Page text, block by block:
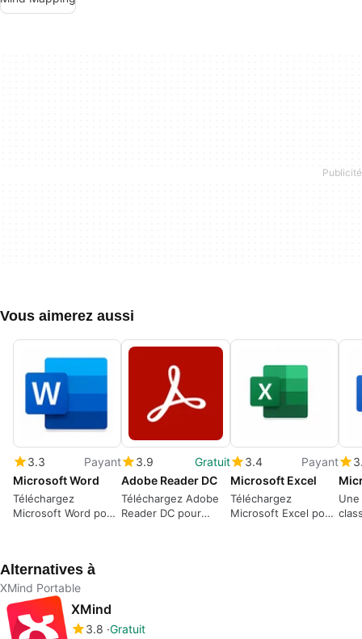
Vous aimerez aussi
3.3
Payant
Microsoft Word
Téléchargez
Microsoft Word pour
prêt à l'action
3.9
Gratuit
Adobe Reader DC
Téléchargez Adobe
Reader DC pour
3.4
Payant
Microsoft Excel
Téléchargez
Microsoft Excel pour
Alternatives à
XMind Portable
XMind
3.8 Gratuit